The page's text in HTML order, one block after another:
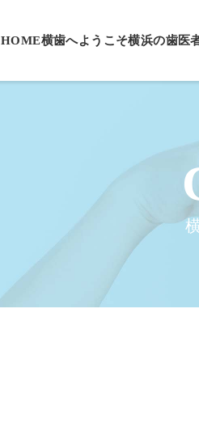
HOME横歯へようこそ横浜の歯医